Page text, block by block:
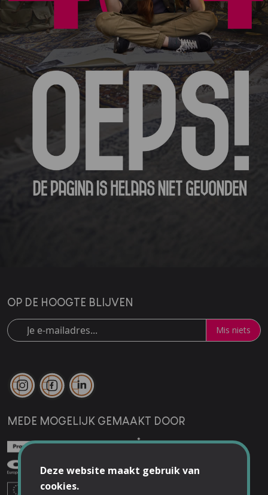
MEDE MOGELIJK GEMAAKT DOOR
OP DE HOOGTE BLIJVEN
Mis niets
Deze website maakt gebruik van
cookies.